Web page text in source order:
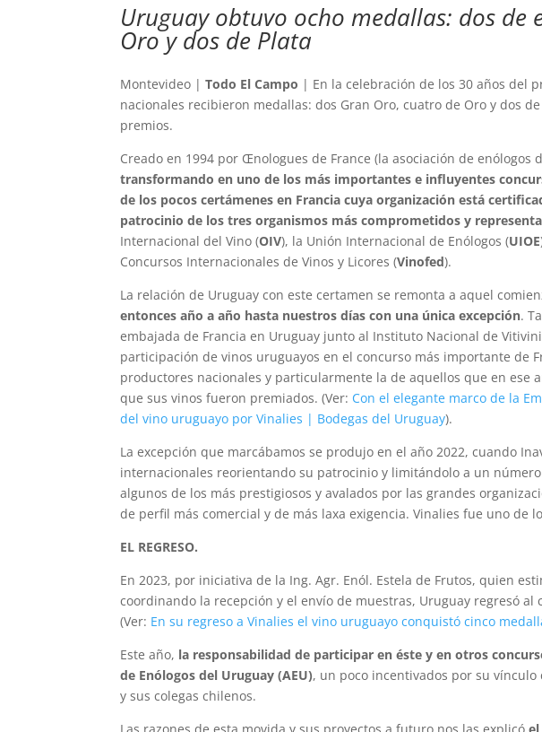
Uruguay obtuvo ocho medallas: dos de
Oro y dos de Plata
Montevideo |Todo El Campo | En la celebración de los 30 años del
nacionales recibieron medallas: dos Gran Oro, cuatro de Oro y dos
premios.
Creado en 1994 por Œnologues de France (la asociación de enólogos
transformando en uno de los más importantes e influyentes
de los pocos certámenes en Francia cuya organización está
patrocinio de los tres organismos más comprometidos y
Internacional del Vino (OIV), la Unión Internacional de Enólogos (UIOE
Concursos Internacionales de Vinos y Licores (Vinofed).
La relación de Uruguay con este certamen se remonta a aquel
entonces año a año hasta nuestros días con una única excepción.
embajada de Francia en Uruguay junto al Instituto Nacional de
participación de vinos uruguayos en el concurso más importante de
productores nacionales y particularmente la de aquellos que en ese
que sus vinos fueron premiados. (Ver: Con el elegante marco de la
del vino uruguayo por Vinalies | Bodegas del Uruguay).
La excepción que marcábamos se produjo en el año 2022, cuando
internacionales reorientando su patrocinio y limitándolo a un
algunos de los más prestigiosos y avalados por las grandes
de perfil más comercial y de más laxa exigencia. Vinalies fue uno de
EL REGRESO.
En 2023, por iniciativa de la Ing. Agr. Enól. Estela de Frutos, quien
coordinando la recepción y el envío de muestras, Uruguay regresó
(Ver: En su regreso a Vinalies el vino uruguayo conquistó cinco
Este año, la responsabilidad de participar en éste y en otros
de Enólogos del Uruguay (AEU), un poco incentivados por su vínculo
y sus colegas chilenos.